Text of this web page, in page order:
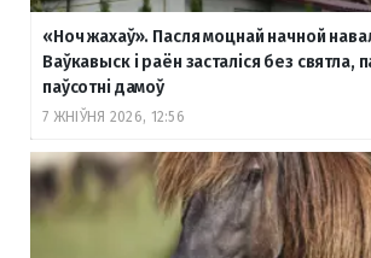
«Ноч жахаў». Пасля моцнай начной
Ваўкавыск і раён засталіся без
паўсотні дамоў
7 ЖНІЎНЯ 2026, 12:56